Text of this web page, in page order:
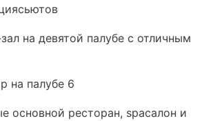
на девятой палубе с отличным
на палубе 6
основной ресторан, spaсалон и